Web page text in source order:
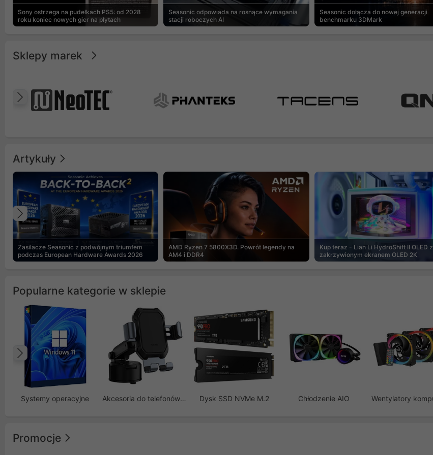
Sony ostrzega na pudełkach PS5: od 2028
roku koniec nowych gier na płytach
Seasonic odpowiada na rosnące wymagania
stacji roboczych AI
Seasonic dołącza do nowej generacji
benchmarku 3DMark
Sklepy marek
Poprzedni
Artykuły
Zasilacze Seasonic z podwójnym triumfem
podczas European Hardware Awards 2026
AMD Ryzen 7 5800X3D. Powrót legendy na
AM4 i DDR4
Kup teraz - Lian Li HydroShift II OLED z
zakrzywionym ekranem OLED 2K
Poprzedni
Popularne kategorie w sklepie
Systemy operacyjne Akcesoria do telefonów GSM Dysk SSD NVMe M.2 Chłodzenie AIO
Poprzedni
Promocje